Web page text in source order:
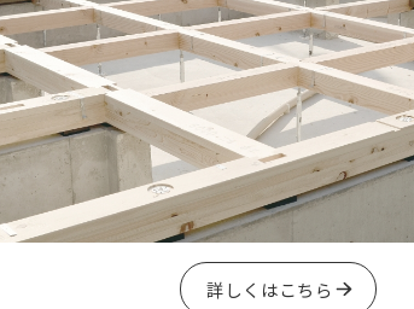
詳しくはこちら